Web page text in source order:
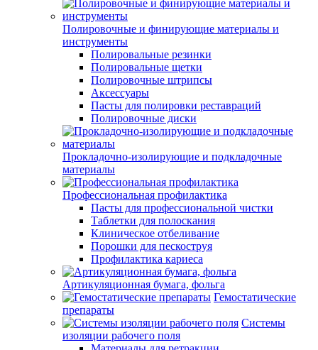
Полировочные и финирующие материалы и
инструменты
Полировальные резинки
Полировальные щетки
Полировочные штрипсы
Аксессуары
Пасты для полировки реставраций
Полировочные диски
Прокладочно-изолирующие и подкладочные
материалы
Профессиональная профилактика
Пасты для профессиональной чистки
Таблетки для полоскания
Клиническое отбеливание
Порошки для пескоструя
Профилактика кариеса
Артикуляционная бумага, фольга
Гемостатические
препараты
Системы
изоляции рабочего поля